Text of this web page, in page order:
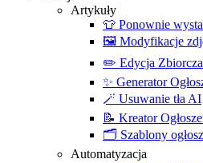
Artykuły
👕 Ponownie
🖼️ Modyfikacje
✏️ Edycja Zbiorcza
✨ Generator
🪄 Usuwanie tła AI
📝 Kreator
🗂️ Szablony
Automatyzacja